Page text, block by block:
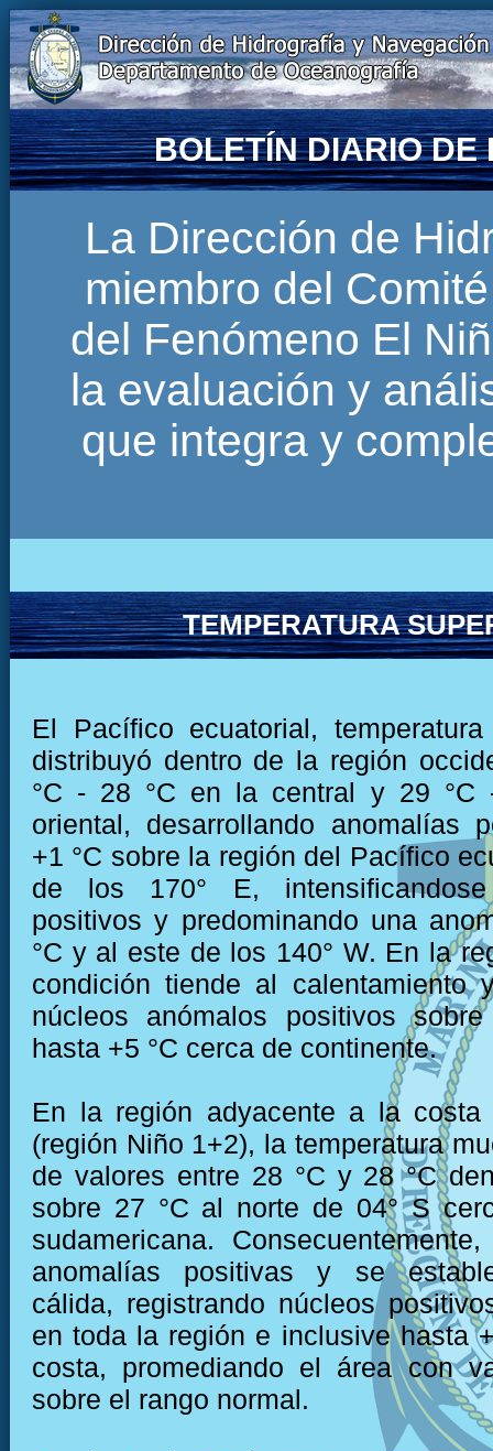
BOLETÍN DIARIO DE
La Dirección de
miembro del
del Fenómeno El
la evaluación y
que integra y
TEMPERATURA
El Pacífico ecuatorial,
distribuyó dentro de la región
°C - 28 °C en la central y 29 °C
oriental, desarrollando anomalías
+1 °C sobre la región del Pacífico
de los 170° E,
positivos y predominando una
°C y al este de los 140° W. En la
condición tiende al calentamiento
núcleos anómalos positivos
hasta +5 °C cerca de continente.
En la región adyacente a la costa
(región Niño 1+2), la temperatura
de valores entre 28 °C y 28 °C
sobre 27 °C al norte de 04° S
sudamericana.
anomalías positivas y se
cálida, registrando núcleos
en toda la región e inclusive hasta
costa, promediando el área con
sobre el rango normal.